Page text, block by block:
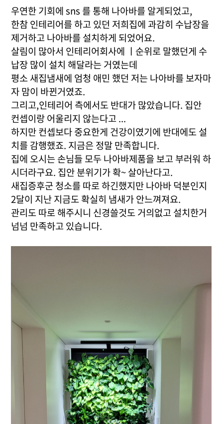
우연한 기회에 sns 를 통해 나아바를 알게되었고,
한참 인테리어를 하고 있던 저희집에 과감히 수납장을
제거하고 나아바를 설치하게 되었어요.
살림이 많아서 인테리어회사에 ㅣ순위로 말했던게 수
납장 많이 설치 해달라는 거였는데
평소 새집냄새에 엄청 애민 했던 저는 나아바를 보자마
자 맘이 바뀐거였죠.
그리고,인테리어 측에서도 반대가 많았습니다. 집안
컨셉이랑 어울리지 않는다고 ...
하지만 컨셉보다 중요한게 건강이였기에 반대에도 설
치를 감행했죠. 지금은 정말 만족합니다.
집에 오시는 손님들 모두 나아바제품을 보고 부러워 하
시더라구요. 집안 분위기가 확~ 살아난다고.
새집증후군 청소를 따로 하긴했지만 나아바 덕분인지
2달이 지난 지금도 확실히 냄새가 안느껴져요.
관리도 따로 해주시니 신경쓸것도 거의없고설치한거
넘넘 만족하고 있습니다.